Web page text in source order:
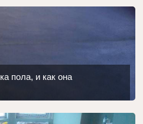
пола, и как она